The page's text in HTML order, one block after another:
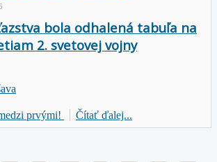
bola odhalená tabuľa na
2. svetovej vojny
prvými! Čítať ďalej...